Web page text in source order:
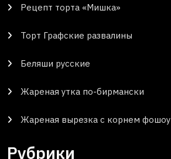
Рецепт торта «Мишка»
Торт Графские развалины
Беляши русские
Жареная утка по-бирмански
Жареная вырезка с корнем фошоу
Рубрики